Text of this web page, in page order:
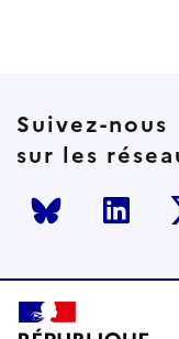
Suivez-nous
sur les
Bluesky LinkedIn